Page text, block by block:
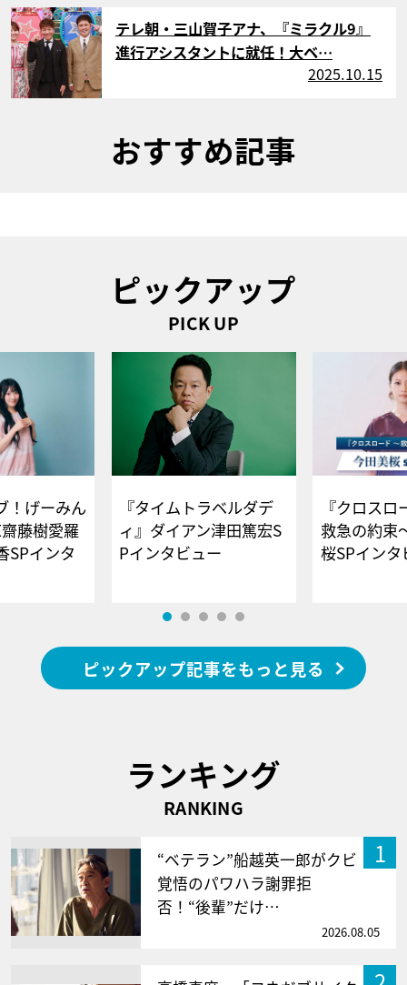
サムネイル
テレ朝・三山賀子アナ、『ミラクル9』
進行アシスタントに就任！大ベ…
2025.10.15
おすすめ記事
ピックアップ
PICK UP
！げーみん
藤樹愛羅
SPインタ
『タイムトラベルダデ
ィ』ダイアン津田篤宏S
Pインタビュー
『クロス
救急の約束
桜SPイ
ピックアップ記事をもっと見る
ランキング
RANKING
1
“ベテラン”船越英一郎がクビ
覚悟のパワハラ謝罪拒
否！“後輩”だけ…
2026.08.05